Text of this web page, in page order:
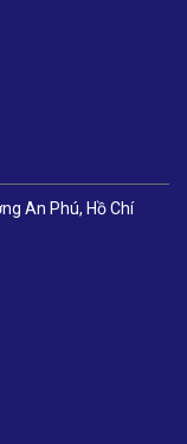
An Phú, Hồ Chí